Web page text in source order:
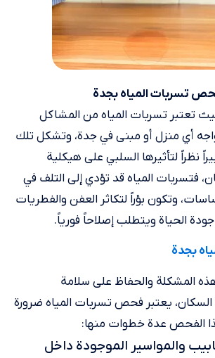
تسربات المياه بجدة
تعتبر تسربات المياه من المشاكل
أي منزل أو مبنى في جدة، وتشكل تلك
نظراً لتأثيرها السلبي على هيكلية
فتسربات المياه قد تؤدي إلى التلف في
وتكون بؤراً لتكاثر العفن والفطريات
الحياة ويتطلب إصلاحاً فورياً.
بجدة
المشكلة والحفاظ على سلامة
السكان، يعتبر فحص تسربات المياه ضرورة
الفحص عدة خطوات منها:
والمواسير الموجودة داخل